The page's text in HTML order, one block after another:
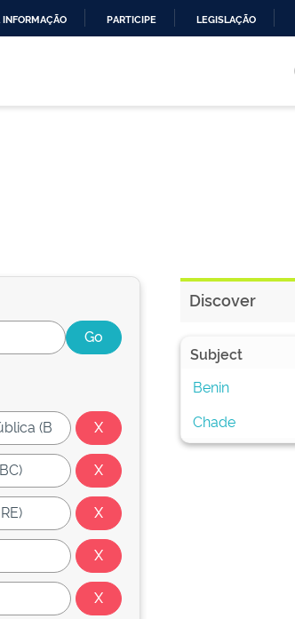
INFORMAÇÃO PARTICIPE LEGISLAÇÃO
Discover
Subject
Benin
Chade